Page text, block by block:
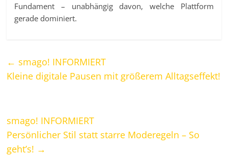
Fundament – unabhängig davon, welche Plattform
gerade dominiert.
← smago! INFORMIERT
Kleine digitale Pausen mit größerem Alltagseffekt!
smago! INFORMIERT
Persönlicher Stil statt starre Moderegeln – So
geht’s! →